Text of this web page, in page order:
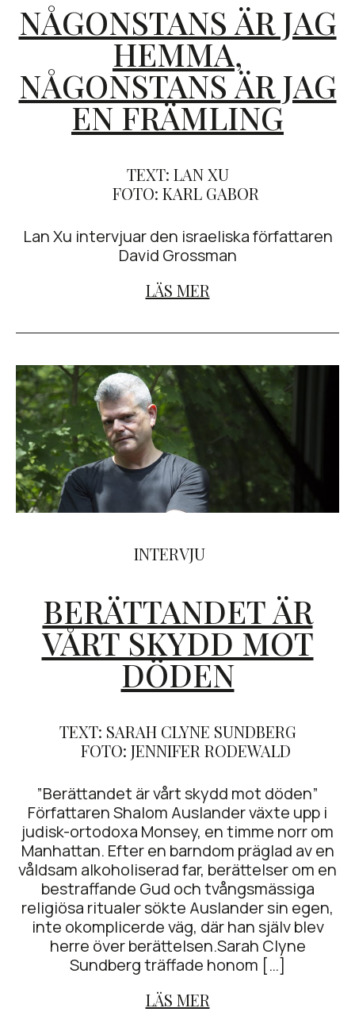
NÅGONSTANS ÄR JAG
HEMMA,
NÅGONSTANS ÄR JAG
EN FRÄMLING
TEXT: LAN XU
FOTO: KARL GABOR
Lan Xu intervjuar den israeliska författaren
David Grossman
LÄS MER
INTERVJU
BERÄTTANDET ÄR
VÅRT SKYDD MOT
DÖDEN
TEXT: SARAH CLYNE SUNDBERG
FOTO: JENNIFER RODEWALD
”Berättandet är vårt skydd mot döden”
Författaren Shalom Auslander växte upp i
judisk-ortodoxa Monsey, en timme norr om
Manhattan. Efter en barndom präglad av en
våldsam alkoholiserad far, berättelser om en
bestraffande Gud och tvångsmässiga
religiösa ritualer sökte Auslander sin egen,
inte okomplicerde väg, där han själv blev
herre över berättelsen.Sarah Clyne
Sundberg träffade honom […]
LÄS MER